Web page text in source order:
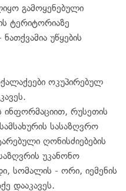
გამოყენებული
ტერიტორიაზე
უწყების
ოკუპირებულ
ინფორმაციით, რუსეთის
სასაზღვრო
ღონისძიებების
უკანონო
სომალის - ორი, იემენის
დააკავეს.